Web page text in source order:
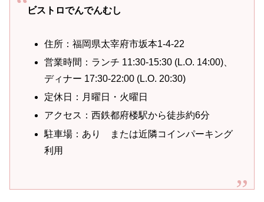
ビストロでんでんむし
住所：福岡県太宰府市坂本1-4-22
営業時間：ランチ 11:30-15:30 (L.O. 14:00)、
ディナー 17:30-22:00 (L.O. 20:30)​​​​​​​
定休日：月曜日・火曜日​​​​​​​
アクセス：西鉄都府楼駅から徒歩約6分
駐車場：あり または近隣コインパーキング
利用